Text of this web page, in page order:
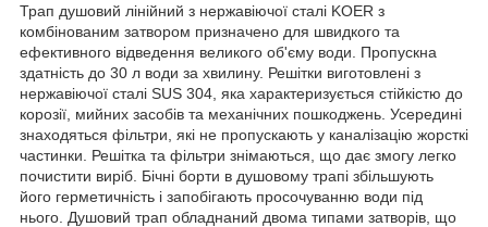
Трап душовий лінійний з нержавіючої сталі KOER з
комбінованим затвором призначено для швидкого та
ефективного відведення великого об'єму води. Пропускна
здатність до 30 л води за хвилину. Решітки виготовлені з
нержавіючої сталі SUS 304, яка характеризується стійкістю до
корозії, мийних засобів та механічних пошкоджень. Усередині
знаходяться фільтри, які не пропускають у каналізацію жорсткі
частинки. Решітка та фільтри знімаються, що дає змогу легко
почистити виріб. Бічні борти в душовому трапі збільшують
його герметичність і запобігають просочуванню води під
нього. Душовий трап обладнаний двома типами затворів, що